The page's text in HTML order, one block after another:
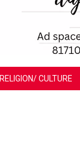
RELIGION/ CULTURE